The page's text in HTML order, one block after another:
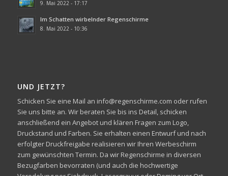
9. Mai 2022 - 17:17
Im Schatten wirbelnder Regenschirme
8. Mai 2022 - 10:36
UND JETZT?
Schicken Sie eine Mail an info@regenschirme.com oder rufen
Sie uns bitte an. Wir beraten Sie bis ins Detail, schicken
anschließend ein Angebot und klären Fragen zum Logo,
Druckstand und Farben. Sie erhalten einen Entwurf und nach
erfolgter Druckfreigabe realisieren wir Ihren Werbeschirm
zum gewünschten Termin. Da wir Regenschirme in diversen
Bezugfarben bevorraten (und auch die hochwertige